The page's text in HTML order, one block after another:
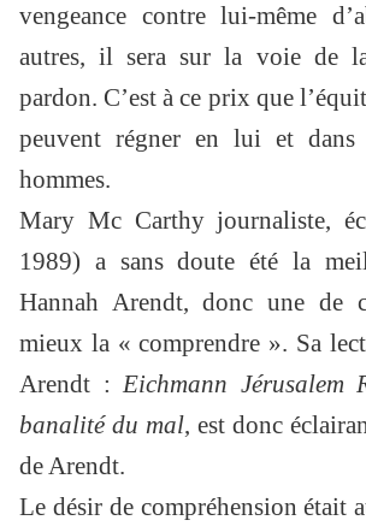
vengeance contre lui-même
autres, il sera sur la voie de
pardon. C’est à ce prix que
peuvent régner en lui et dans
hommes.
Mary Mc Carthy journaliste,
1989) a sans doute été la
Hannah Arendt, donc une de
mieux la « comprendre ». Sa
Arendt : Eichmann Jérusalem
banalité du mal, est donc
de Arendt.
Le désir de compréhension était